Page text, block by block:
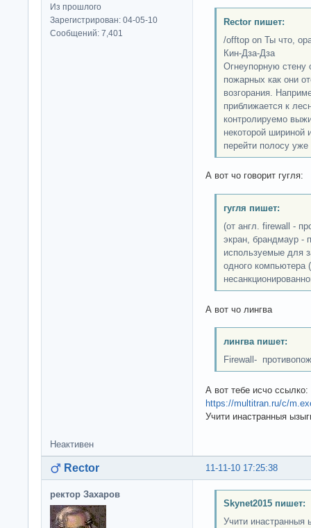
Из прошлого
Зарегистрирован: 04-05-10
Сообщений: 7,401
Rector пишет:
/offtop on Ты что,
Кин-Дза-Дза
Огнеупорную стену
пожарных как они
возгорания.
приближается к
контролируемо
некоторой шириной
перейти полосу
А вот чо говорит гугля:
гугля пишет:
(от англ. firewall -
экран, брандмаур -
используемые для
одного компьютера
А вот чо лингва
лингва пишет:
Firewall-
А вот тебе исчо ссылко:
https://multitran.ru/c/
Учити инастранныя
Неактивен
11-11-10 17:25:38
Rector
ректор Захаров
Skynet2015 пишет:
Учити инастранныя